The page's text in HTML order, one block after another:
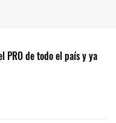
PRO de todo el país y ya